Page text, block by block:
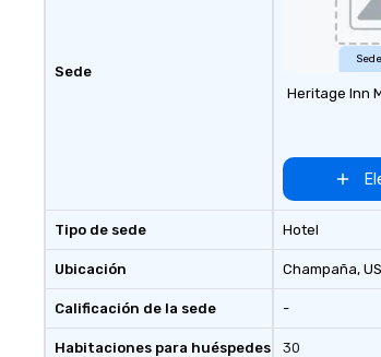
Sede
Tipo de sede
Ubicación
Calificación de la sede
Habitaciones para huéspedes
Heritage Inn
Hotel
Champaña, US
-
30